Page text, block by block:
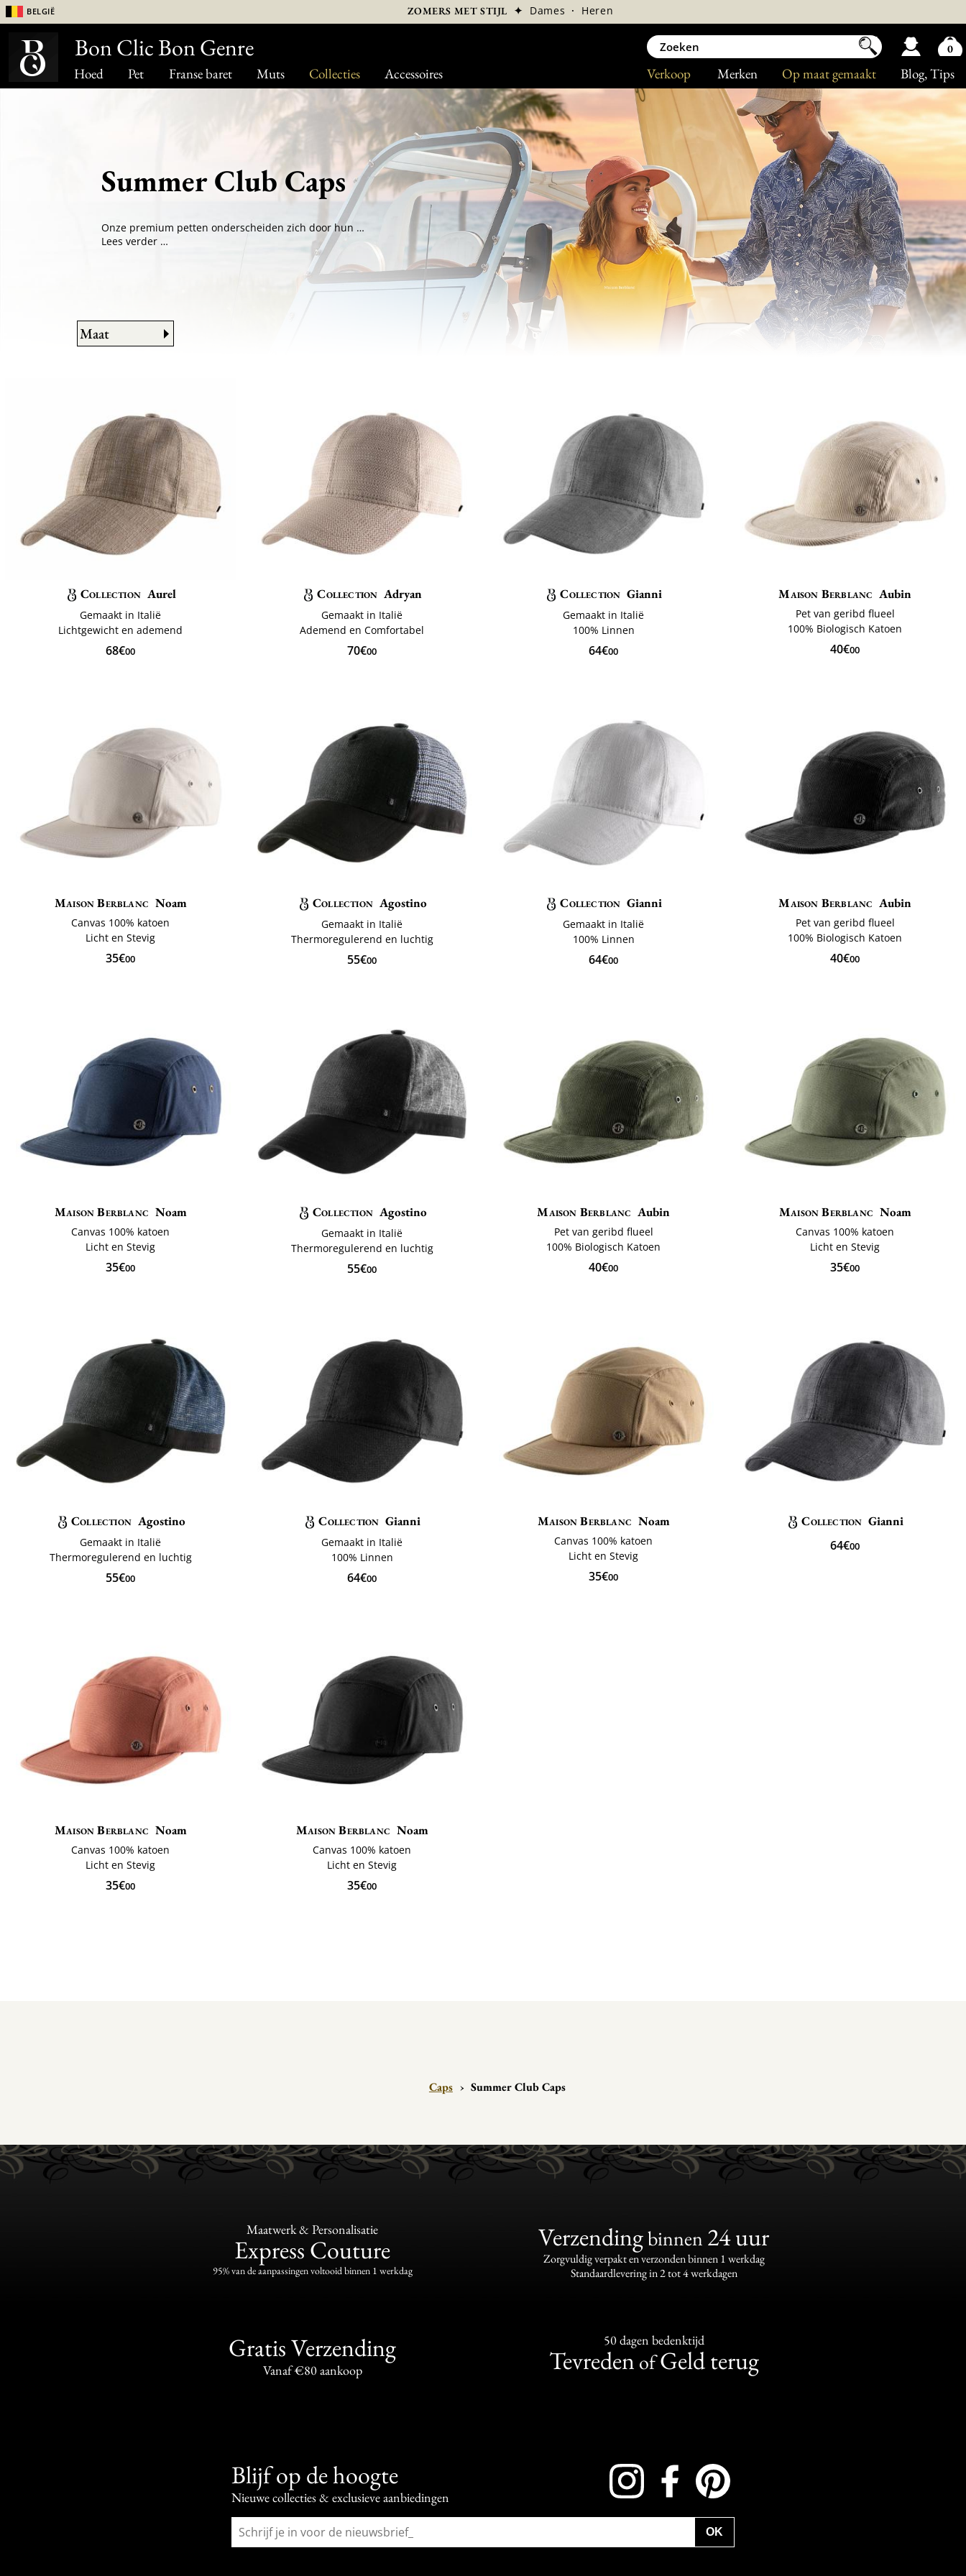
Hoed Pet Franse baret Muts Collecties Accessoires Blog, Tips
Op maat gemaakt
Merken
Verkoop
België ZOMERS MET STIJL ✦ Dames · Heren
Summer Club Caps
Onze premium petten onderscheiden zich door hun strakke lijnen, zorgvuldig geselecteerde materialen en bijzondere aandacht voor de afwerking. Geïnspireerd door een garderobe die zowel stedelijk als verfijnd is, brengt deze collectie modellen samen die ontworpen zijn om het dagelijks leven met elegantie te begeleiden. De vormen zijn in balans, de kleuren ingetogen en makkelijk te combineren, terwijl de stoffen comfort, vormvastheid en duurzaamheid bieden. Sommige modellen geven de voorkeur aan lichte, ademende materialen voor het mooie seizoen, andere kiezen voor warmere texturen die perfect zijn voor koelere dagen. Tussen hedendaags minimalisme en casual chic is de premium pet een volwaardig stijlaccessoire. Een selectie voor wie op zoek is naar een verzorgde, discrete en tijdloze uitstraling.
Lees verder …
Maat
Collection Aurel
Gemaakt in Italië
Lichtgewicht en ademend
68€00
Collection Adryan
Gemaakt in Italië
Ademend en Comfortabel
70€00
Collection Gianni
Gemaakt in Italië
100% Linnen
64€00
Maison Berblanc Aubin
Pet van geribd flueel
100% Biologisch Katoen
40€00
Maison Berblanc Noam
Canvas 100% katoen
Licht en Stevig
35€00
Collection Agostino
Gemaakt in Italië
Thermoregulerend en luchtig
55€00
Collection Gianni
Gemaakt in Italië
100% Linnen
64€00
Maison Berblanc Aubin
Pet van geribd flueel
100% Biologisch Katoen
40€00
Maison Berblanc Noam
Canvas 100% katoen
Licht en Stevig
35€00
Collection Agostino
Gemaakt in Italië
Thermoregulerend en luchtig
55€00
Maison Berblanc Aubin
Pet van geribd flueel
100% Biologisch Katoen
40€00
Maison Berblanc Noam
Canvas 100% katoen
Licht en Stevig
35€00
Collection Agostino
Gemaakt in Italië
Thermoregulerend en luchtig
55€00
Collection Gianni
Gemaakt in Italië
100% Linnen
64€00
Maison Berblanc Noam
Canvas 100% katoen
Licht en Stevig
35€00
Collection Gianni
64€00
Maison Berblanc Noam
Canvas 100% katoen
Licht en Stevig
35€00
Maison Berblanc Noam
Canvas 100% katoen
Licht en Stevig
35€00
Caps › Summer Club Caps
Maatwerk & Personalisatie
Express Couture
95% van de aanpassingen voltooid binnen 1 werkdag
Verzendingbinnen 24 uur
Zorgvuldig verpakt en verzonden binnen 1 werkdag
Standaardlevering in 2 tot 4 werkdagen
Gratis Verzending
Vanaf €80 aankoop
50 dagen bedenktijd
Tevreden ofGeld terug
Blijf op de hoogte
Nieuwe collecties & exclusieve aanbiedingen
InstagramFacebook
OK
Bon Clic Bon Genre 0